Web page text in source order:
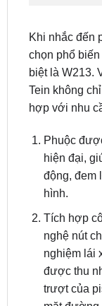
biệt là W213.
Tein không
hợp với nhu
Phuộc
động, đem
hình.
Tích hợp
nghệ nút
nghiệm lái
được thu
trượt của
mặt đường
hiệu quả.